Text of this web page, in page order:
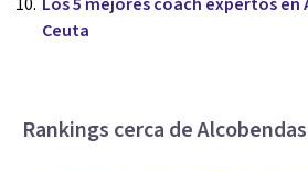
Ceuta
Rankings cerca de Alcobendas